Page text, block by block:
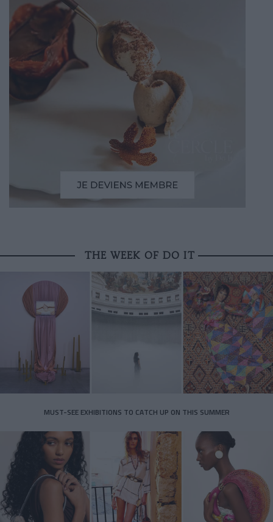
THE WEEK OF DO IT
MUST-SEE EXHIBITIONS TO CATCH UP ON THIS SUMMER